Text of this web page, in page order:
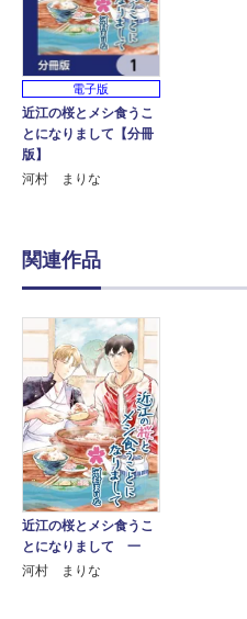
電子版
近江の桜とメシ食うこ
とになりまして【分冊
版】
河村 まりな
関連作品
近江の桜とメシ食うこ
とになりまして 一
河村 まりな